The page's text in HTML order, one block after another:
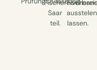
Saar
teil.
ausstelen
lassen.